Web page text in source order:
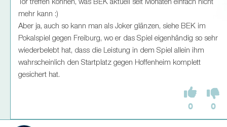
Tor treffen können, was BEK aktuell seit Monaten einfach nicht
mehr kann :)
Aber ja, auch so kann man als Joker glänzen, siehe BEK im
Pokalspiel gegen Freiburg, wo er das Spiel eigenhändig so sehr
wiederbelebt hat, dass die Leistung in dem Spiel allein ihm
wahrscheinlich den Startplatz gegen Hoffenheim komplett
gesichert hat.
0 0